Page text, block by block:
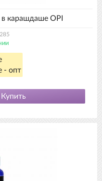
карашдаше OPI
- опт
Купить